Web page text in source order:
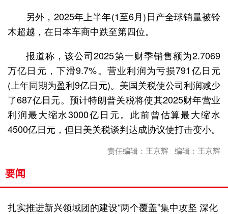
另外，2025年上半年(1至6月)日产全球销量被铃
木超越，在日本车商中跌至第四位。
报道称，该公司2025第一财季销售额为2.7069
万亿日元，下滑9.7%。营业利润为亏损791亿日元
(上年同期为盈利9亿日元)。美国关税使公司利润减少
了687亿日元。预计特朗普关税将使其2025财年营业
利润最大缩水3000亿日元。此前曾估算最大缩水
4500亿日元，但日美关税谈判达成协议使打击变小。
责任编辑：王京辉 编辑：王京辉
要闻
扎实推进新兴领域团的建设“两个覆盖”集中攻坚 深化